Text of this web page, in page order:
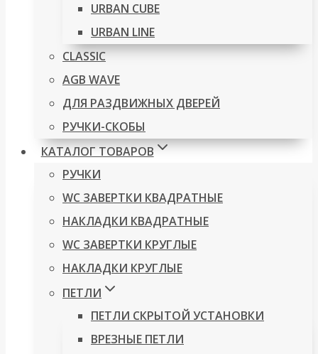
URBAN CUBE
URBAN LINE
CLASSIC
AGB WAVE
ДЛЯ РАЗДВИЖНЫХ ДВЕРЕЙ
РУЧКИ-СКОБЫ
КАТАЛОГ ТОВАРОВ
РУЧКИ
WC ЗАВЕРТКИ КВАДРАТНЫЕ
НАКЛАДКИ КВАДРАТНЫЕ
WC ЗАВЕРТКИ КРУГЛЫЕ
НАКЛАДКИ КРУГЛЫЕ
ПЕТЛИ
ПЕТЛИ СКРЫТОЙ УСТАНОВКИ
ВРЕЗНЫЕ ПЕТЛИ